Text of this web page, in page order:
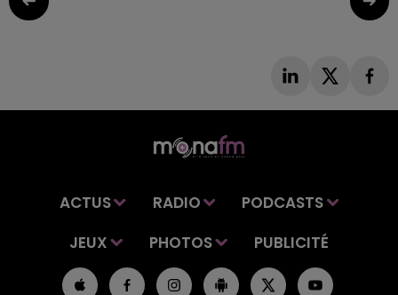
ACTUS RADIO
PODCASTS
JEUX
PHOTOS PUBLICITÉ